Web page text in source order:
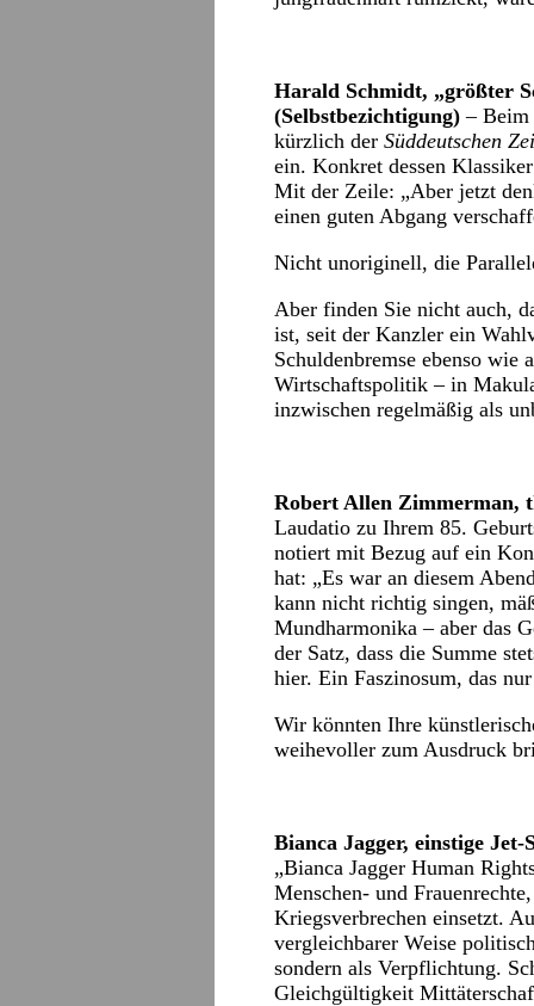
Harald Schmidt, „größter
(Selbstbezichtigung) – Beim
kürzlich der Süddeutschen
ein. Konkret dessen
Mit der Zeile: „Aber jetzt
einen guten Abgang
Nicht unoriginell, die
Aber finden Sie nicht auch,
ist, seit der Kanzler ein
Schuldenbremse ebenso
Wirtschaftspolitik – in
inzwischen regelmäßig als
Robert Allen Zimmerman,
Laudatio zu Ihrem 85.
notiert mit Bezug auf ein
hat: „Es war an diesem
kann nicht richtig singen,
Mundharmonika – aber das
der Satz, dass die Summe
hier. Ein Faszinosum, das
Wir könnten Ihre
weihevoller zum Ausdruck
Bianca Jagger, einstige Jet-
„Bianca Jagger Human
Menschen- und
Kriegsverbrechen einsetzt.
vergleichbarer Weise
sondern als Verpflichtung.
Gleichgültigkeit